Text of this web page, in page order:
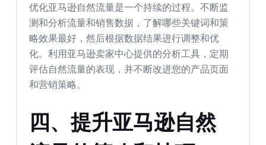
优化亚马逊自然流量是一个持续的过程。不断监
测和分析流量和销售数据，了解哪些关键词和策
略效果最好，然后根据数据结果进行调整和优
化。利用亚马逊卖家中心提供的分析工具，定期
评估自然流量的表现，并不断改进您的产品页面
和营销策略。
四、提升亚马逊自然